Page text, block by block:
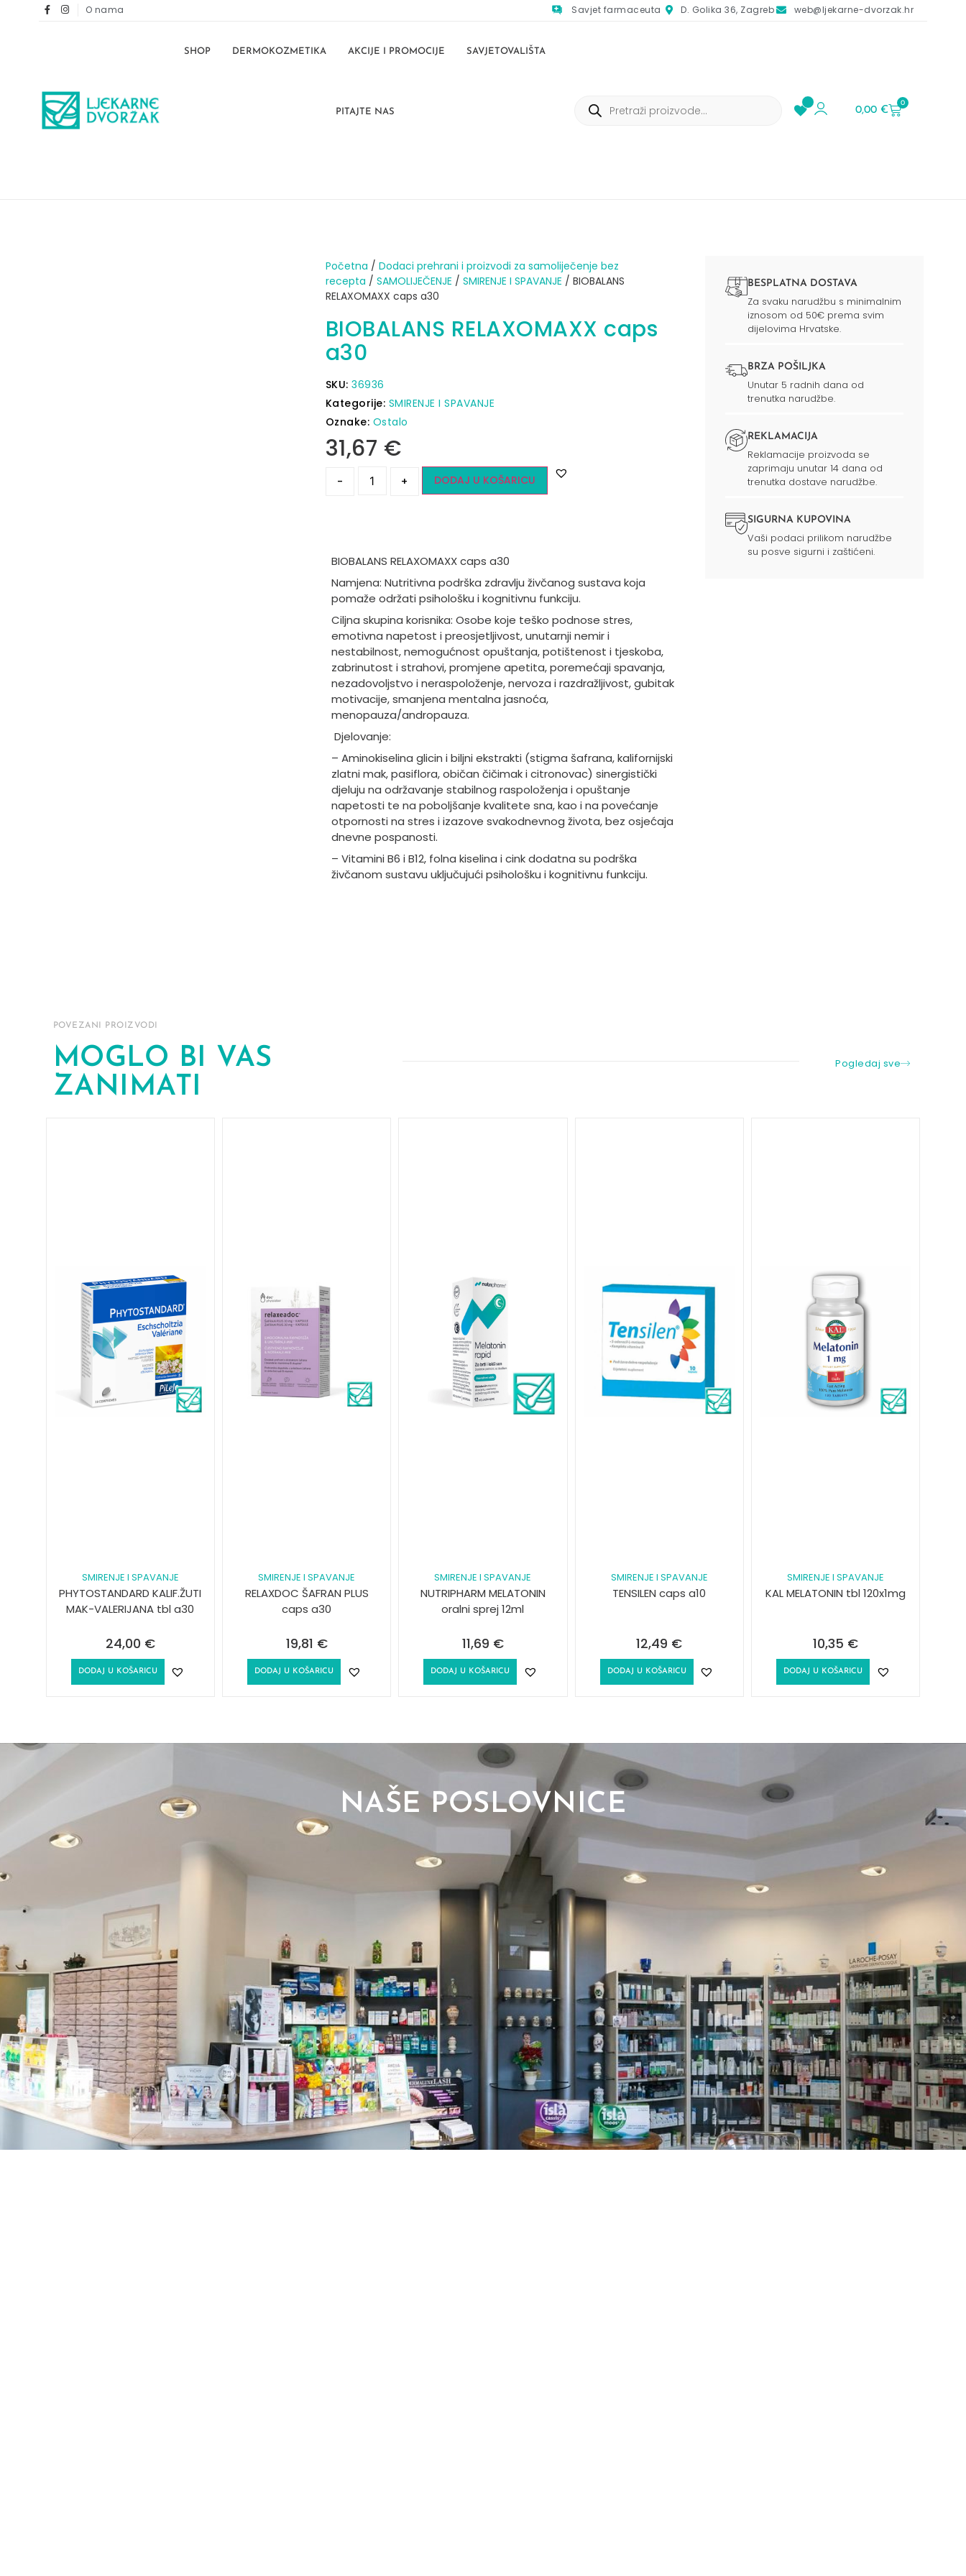
O nama Savjet farmaceuta D. Golika 36, Zagreb web@ljekarne-dvorzak.hr
SHOP DERMOKOZMETIKA AKCIJE I PROMOCIJE SAVJETOVALIŠTA
PITAJTE NAS 0,00€
0
Početna / Dodaci prehrani i proizvodi za samoliječenje bez
recepta / SAMOLIJEČENJE / SMIRENJE I SPAVANJE / BIOBALANS
RELAXOMAXX caps a30
BIOBALANS RELAXOMAXX caps
a30
SKU: 36936
Kategorije: SMIRENJE I SPAVANJE
Oznake: Ostalo
31,67 €
- + DODAJ U KOŠARICU
BIOBALANS RELAXOMAXX caps a30
Namjena: Nutritivna podrška zdravlju živčanog sustava koja
pomaže održati psihološku i kognitivnu funkciju.
Ciljna skupina korisnika: Osobe koje teško podnose stres,
emotivna napetost i preosjetljivost, unutarnji nemir i
nestabilnost, nemogućnost opuštanja, potištenost i tjeskoba,
zabrinutost i strahovi, promjene apetita, poremećaji spavanja,
nezadovoljstvo i neraspoloženje, nervoza i razdražljivost, gubitak
motivacije, smanjena mentalna jasnoća,
menopauza/andropauza.
Djelovanje:
– Aminokiselina glicin i biljni ekstrakti (stigma šafrana, kalifornijski
zlatni mak, pasiflora, običan čičimak i citronovac) sinergistički
djeluju na održavanje stabilnog raspoloženja i opuštanje
napetosti te na poboljšanje kvalitete sna, kao i na povećanje
otpornosti na stres i izazove svakodnevnog života, bez osjećaja
dnevne pospanosti.
– Vitamini B6 i B12, folna kiselina i cink dodatna su podrška
živčanom sustavu uključujući psihološku i kognitivnu funkciju.
BESPLATNA DOSTAVA
Za svaku narudžbu s minimalnim
iznosom od 50€ prema svim
dijelovima Hrvatske.
BRZA POŠILJKA
Unutar 5 radnih dana od
trenutka narudžbe.
REKLAMACIJA
Reklamacije proizvoda se
zaprimaju unutar 14 dana od
trenutka dostave narudžbe.
SIGURNA KUPOVINA
Vaši podaci prilikom narudžbe
su posve sigurni i zaštićeni.
POVEZANI PROIZVODI
MOGLO BI VAS
ZANIMATI
Pogledaj sve
SMIRENJE I SPAVANJE
PHYTOSTANDARD KALIF.ŽUTI
MAK-VALERIJANA tbl a30
24,00 €
DODAJ U KOŠARICU
SMIRENJE I SPAVANJE
RELAXDOC ŠAFRAN PLUS
caps a30
19,81 €
DODAJ U KOŠARICU
SMIRENJE I SPAVANJE
NUTRIPHARM MELATONIN
oralni sprej 12ml
11,69 €
DODAJ U KOŠARICU
SMIRENJE I SPAVANJE
TENSILEN caps a10
12,49 €
DODAJ U KOŠARICU
SMIRENJE I SPAVANJE
KAL MELATONIN tbl 120x1mg
10,35 €
DODAJ U KOŠARICU
NAŠE POSLOVNICE